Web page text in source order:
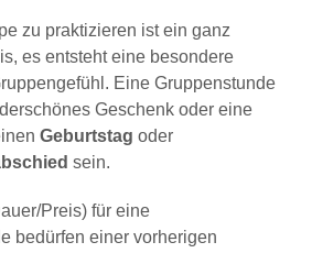
zu praktizieren ist ein ganz
es entsteht eine besondere
Eine Gruppenstunde
Geschenk oder eine
Geburtstag oder
sein.
Preis) für eine
bedürfen einer vorherigen